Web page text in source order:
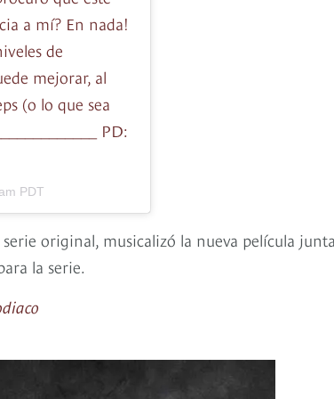
a mí? En nada!
de
mejorar, al
(o lo que sea
PD:
PDT
original, musicalizó la nueva película
la serie.